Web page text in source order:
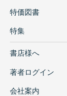
特価図書
特集
書店様へ
著者ログイン
会社案内